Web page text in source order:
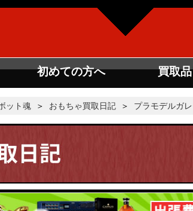
初めての方へ 買取
ット魂 ＞ おもちゃ買取日記 ＞ プラモデルガ